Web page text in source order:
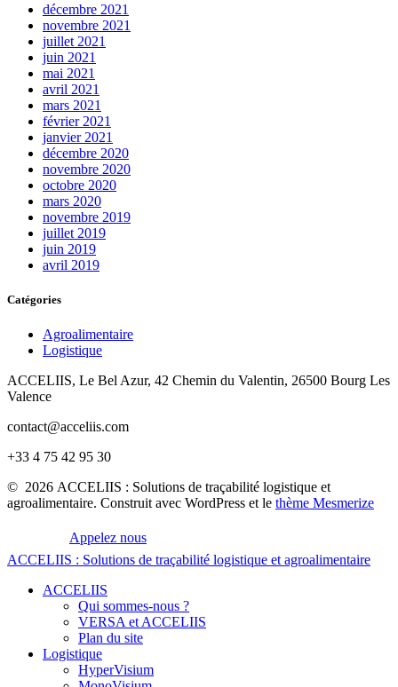
décembre 2021
novembre 2021
juillet 2021
juin 2021
mai 2021
avril 2021
mars 2021
février 2021
janvier 2021
décembre 2020
novembre 2020
octobre 2020
mars 2020
novembre 2019
juillet 2019
juin 2019
avril 2019
Catégories
Agroalimentaire
Logistique
ACCELIIS, Le Bel Azur, 42 Chemin du Valentin, 26500 Bourg Les
Valence
contact@acceliis.com
+33 4 75 42 95 30
© 2026 ACCELIIS : Solutions de traçabilité logistique et
agroalimentaire. Construit avec WordPress et le thème Mesmerize
Appelez nous
ACCELIIS : Solutions de traçabilité logistique et agroalimentaire
ACCELIIS
Qui sommes-nous ?
VERSA et ACCELIIS
Plan du site
Logistique
HyperVisium